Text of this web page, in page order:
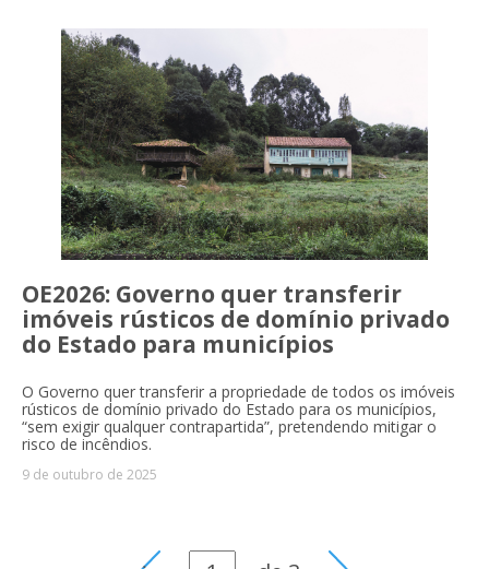
OE2026: Governo quer transferir
imóveis rústicos de domínio privado
do Estado para municípios
O Governo quer transferir a propriedade de todos os imóveis
rústicos de domínio privado do Estado para os municípios,
“sem exigir qualquer contrapartida”, pretendendo mitigar o
risco de incêndios.
9 de outubro de 2025